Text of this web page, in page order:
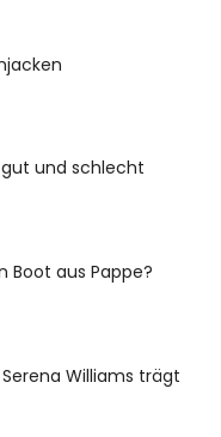
und schlecht
Boot aus Pappe?
Williams trägt